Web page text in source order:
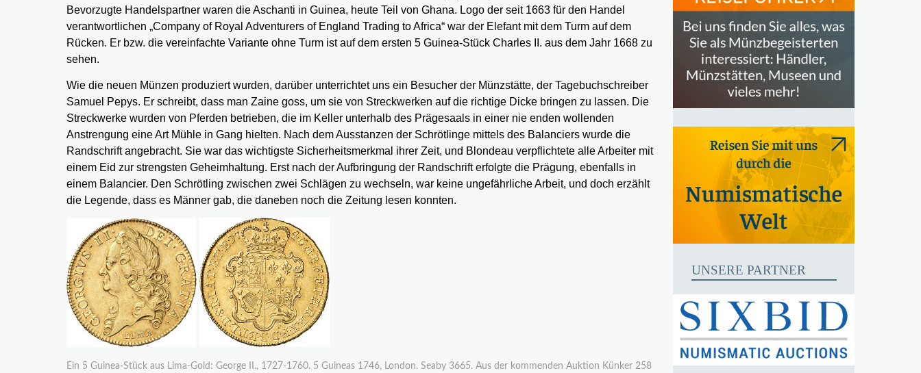
Bevorzugte Handelspartner waren die Aschanti in Guinea, heute Teil von Ghana. Logo der seit 1663 für den Handel
verantwortlichen „Company of Royal Adventurers of England Trading to Africa“ war der Elefant mit dem Turm auf dem
Rücken. Er bzw. die vereinfachte Variante ohne Turm ist auf dem ersten 5 Guinea-Stück Charles II. aus dem Jahr 1668 zu
sehen.
Wie die neuen Münzen produziert wurden, darüber unterrichtet uns ein Besucher der Münzstätte, der Tagebuchschreiber
Samuel Pepys. Er schreibt, dass man Zaine goss, um sie von Streckwerken auf die richtige Dicke bringen zu lassen. Die
Streckwerke wurden von Pferden betrieben, die im Keller unterhalb des Prägesaals in einer nie enden wollenden
Anstrengung eine Art Mühle in Gang hielten. Nach dem Ausstanzen der Schrötlinge mittels des Balanciers wurde die
Randschrift angebracht. Sie war das wichtigste Sicherheitsmerkmal ihrer Zeit, und Blondeau verpflichtete alle Arbeiter mit
einem Eid zur strengsten Geheimhaltung. Erst nach der Aufbringung der Randschrift erfolgte die Prägung, ebenfalls in
einem Balancier. Den Schrötling zwischen zwei Schlägen zu wechseln, war keine ungefährliche Arbeit, und doch erzählt
die Legende, dass es Männer gab, die daneben noch die Zeitung lesen konnten.
Ein 5 Guinea-Stück aus Lima-Gold: George II., 1727-1760. 5 Guineas 1746, London. Seaby 3665. Aus der kommenden Auktion Künker 258
UNSERE PARTNER